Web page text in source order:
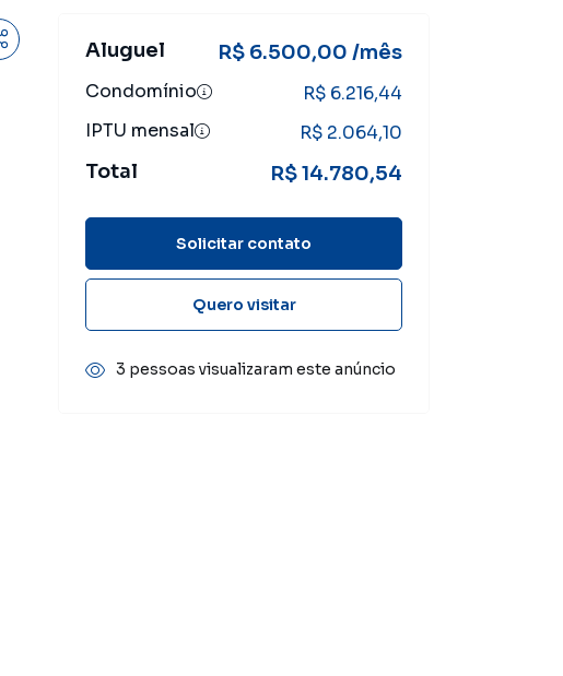
Aluguel R$ 6.500,00 /mês
Condomínio
R$ 6.216,44
IPTU mensal
R$ 2.064,10
Total R$ 14.780,54
Solicitar contato
Quero visitar
3 pessoas visualizaram este anúncio